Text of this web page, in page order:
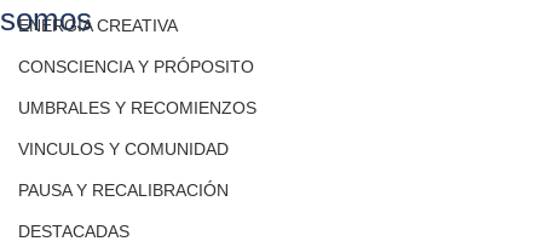
ENERGIA CREATIVA
CONSCIENCIA Y PRÓPOSITO
UMBRALES Y RECOMIENZOS
VINCULOS Y COMUNIDAD
PAUSA Y RECALIBRACIÓN
DESTACADAS
somos